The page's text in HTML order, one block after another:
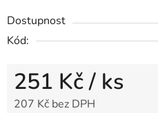
Dostupnost
Kód:
251 Kč/ ks
207 Kč bez DPH